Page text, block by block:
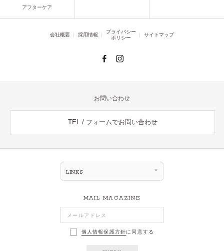
アフターケア
会社概要 採用情報
プライバシー
ポリシー
サイトマップ
お問い合わせ
TEL / フォームでお問い合わせ
LINKS
MAIL MAGAZINE
個人情報保護方針に同意する